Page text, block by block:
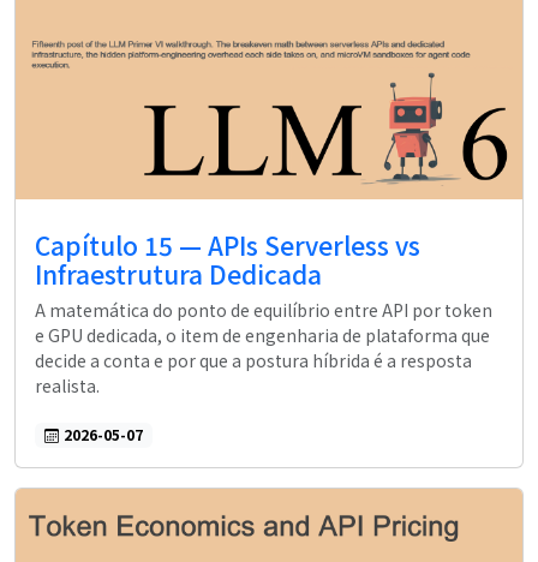
Capítulo 15 — APIs Serverless vs
Infraestrutura Dedicada
A matemática do ponto de equilíbrio entre API por token
e GPU dedicada, o item de engenharia de plataforma que
decide a conta e por que a postura híbrida é a resposta
realista.
2026-05-07